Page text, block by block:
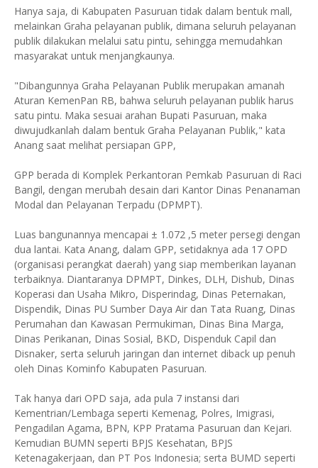
Hanya saja, di Kabupaten Pasuruan tidak dalam bentuk mall,
melainkan Graha pelayanan publik, dimana seluruh pelayanan
publik dilakukan melalui satu pintu, sehingga memudahkan
masyarakat untuk menjangkaunya.
"Dibangunnya Graha Pelayanan Publik merupakan amanah
Aturan KemenPan RB, bahwa seluruh pelayanan publik harus
satu pintu. Maka sesuai arahan Bupati Pasuruan, maka
diwujudkanlah dalam bentuk Graha Pelayanan Publik," kata
Anang saat melihat persiapan GPP,
GPP berada di Komplek Perkantoran Pemkab Pasuruan di Raci
Bangil, dengan merubah desain dari Kantor Dinas Penanaman
Modal dan Pelayanan Terpadu (DPMPT).
Luas bangunannya mencapai ± 1.072 ,5 meter persegi dengan
dua lantai. Kata Anang, dalam GPP, setidaknya ada 17 OPD
(organisasi perangkat daerah) yang siap memberikan layanan
terbaiknya. Diantaranya DPMPT, Dinkes, DLH, Dishub, Dinas
Koperasi dan Usaha Mikro, Disperindag, Dinas Peternakan,
Dispendik, Dinas PU Sumber Daya Air dan Tata Ruang, Dinas
Perumahan dan Kawasan Permukiman, Dinas Bina Marga,
Dinas Perikanan, Dinas Sosial, BKD, Dispenduk Capil dan
Disnaker, serta seluruh jaringan dan internet diback up penuh
oleh Dinas Kominfo Kabupaten Pasuruan.
Tak hanya dari OPD saja, ada pula 7 instansi dari
Kementrian/Lembaga seperti Kemenag, Polres, Imigrasi,
Pengadilan Agama, BPN, KPP Pratama Pasuruan dan Kejari.
Kemudian BUMN seperti BPJS Kesehatan, BPJS
Ketenagakerjaan, dan PT Pos Indonesia; serta BUMD seperti